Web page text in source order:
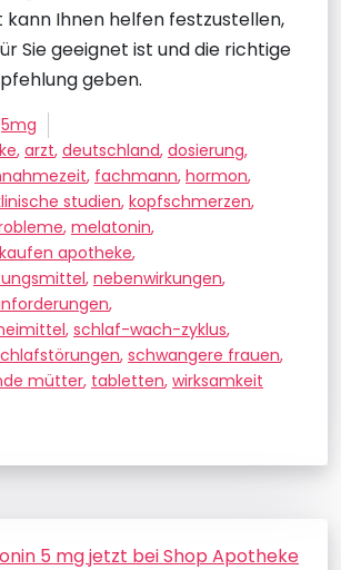
kann Ihnen helfen festzustellen,
Sie geeignet ist und die richtige
geben.
5mg
, arzt, deutschland, dosierung,
, fachmann, hormon,
studien, kopfschmerzen,
, melatonin,
apotheke,
, nebenwirkungen,
,
, schlaf-wach-zyklus,
, schwangere frauen,
mütter, tabletten, wirksamkeit
5 mg jetzt bei Shop Apotheke